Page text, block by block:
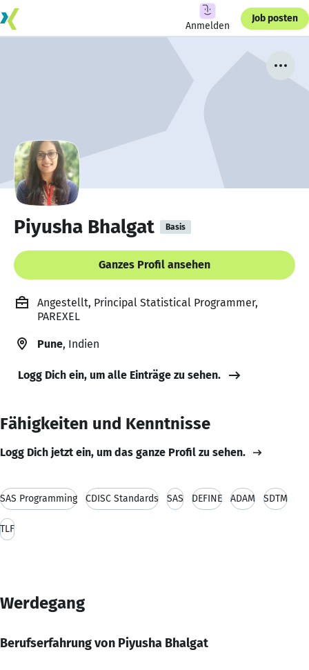
Anmelden
Job posten
Piyusha Bhalgat Basis
Ganzes Profil ansehen
Angestellt, Principal Statistical Programmer,
PAREXEL
Pune, Indien
Logg Dich ein, um alle Einträge zu sehen.
Fähigkeiten und Kenntnisse
Logg Dich jetzt ein, um das ganze Profil zu sehen.
SAS Programming CDISC Standards SAS DEFINE ADAM SDTM
TLF
Werdegang
Berufserfahrung von Piyusha Bhalgat